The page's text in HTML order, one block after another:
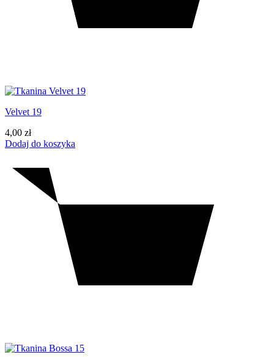
Velvet 19
4,00 zł
Dodaj do koszyka